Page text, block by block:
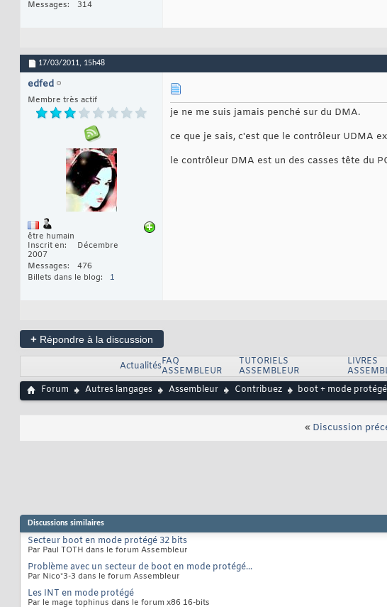
Messages
314
17/03/2011, 15h48
edfed
Membre très actif
être humain
Inscrit en
Décembre
2007
Messages
476
Billets dans le blog
1
je ne me suis jamais penché sur du DMA.
ce que je sais, c'est que le contrôleur UDMA
le contrôleur DMA est un des casses tête du
+ Répondre à la discussion
ActualitésFAQ
ASSEMBLEUR
TUTORIELS
ASSEMBLEUR
LIVRES
Forum
Autres langages Assembleur Contribuez boot + mode protégé
« Discussion
Discussions similaires
Secteur boot en mode protégé 32 bits
Par Paul TOTH dans le forum Assembleur
Problème avec un secteur de boot en mode protégé...
Par Nico*3-3 dans le forum Assembleur
Les INT en mode protégé
Par le mage tophinus dans le forum x86 16-bits